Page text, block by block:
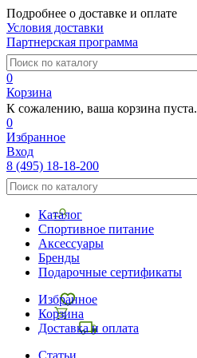
Подробнее о доставке и оплате
Условия доставки
Партнерская программа
0
Корзина
К сожалению, ваша корзина пуста.
0
Избранное
Вход
8 (495) 18-18-200
Каталог
Спортивное питание
Аксессуары
Бренды
Подарочные сертификаты
Избранное
Корзина
Доставка и оплата
Статьи